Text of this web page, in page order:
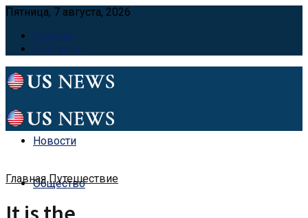
Пятница, 7 августа, 2026
Главная
Контакты
Новости
Общество
Главная Путешествие